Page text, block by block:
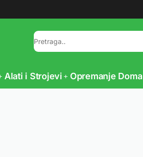
Alati i Strojevi Opremanje Doma